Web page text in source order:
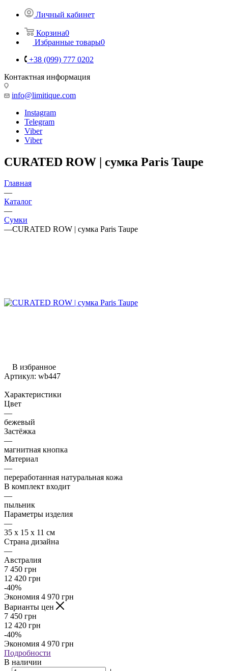
Личный кабинет
Корзина0
Избранные товары0
+38 (099) 777 0202
Контактная информация
info@limitique.com
Instagram
Telegram
Viber
Viber
CURATED ROW | сумка Paris Taupe
Главная
—
Каталог
—
Сумки
—CURATED ROW | сумка Paris Taupe
В избранное
Артикул: wb447
Характеристики
Цвет
—
бежевый
Застёжка
—
магнитная кнопка
Материал
—
переработанная натуральная кожа
В комплект входит
—
пыльник
Параметры изделия
—
35 x 15 x 11 см
Страна дизайна
—
Австралия
7 450 грн
12 420 грн
-40%
Экономия 4 970 грн
Варианты цен
7 450 грн
12 420 грн
-40%
Экономия 4 970 грн
Подробности
В наличии